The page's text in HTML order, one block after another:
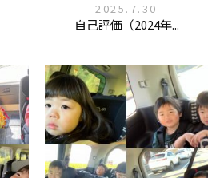
2025.7.30
自己評価（2024年...